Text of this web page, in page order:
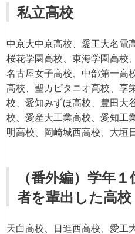
私立高校
中京大中京高校、愛工大名電
桜花学園高校、東海学園高校
名古屋女子高校、中部第一高
高校、聖カピタニオ高校、享
校、愛知みずほ高校、豊田大
校、愛産大工業高校、愛知工
明高校、岡崎城西高校、大垣
（番外編）学年
者を輩出した高校
天白高校、日進西高校、愛工